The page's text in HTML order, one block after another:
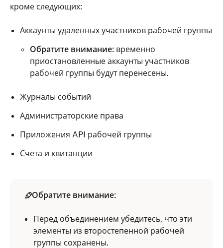
кроме следующих:
Аккаунты удаленных участников рабочей группы
Обратите внимание: временно
приостановленные аккаунты участников
рабочей группы будут перенесены.
Журналы событий
Администраторские права
Приложения API рабочей группы
Счета и квитанции
Обратите внимание:
Перед объединением убедитесь, что эти
элементы из второстепенной рабочей
группы сохранены.